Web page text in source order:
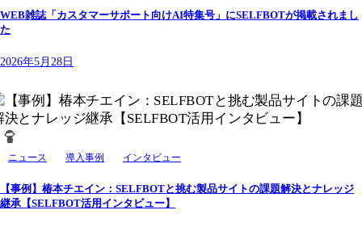
WEB雑誌「カスタマーサポート向けAI特集号」にSELFBOTが掲載されまし
た
2026年5月28日
ニュース 導入事例 インタビュー
【事例】椿本チエイン：SELFBOTと挑む製品サイトの課題解決とナレッジ
継承【SELFBOT活用インタビュー】